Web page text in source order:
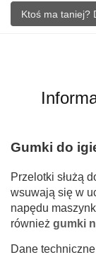
Ktoś ma taniej?
Gumki do
Przelotki służą
wsuwają się w
napędu
również gumki
Dane